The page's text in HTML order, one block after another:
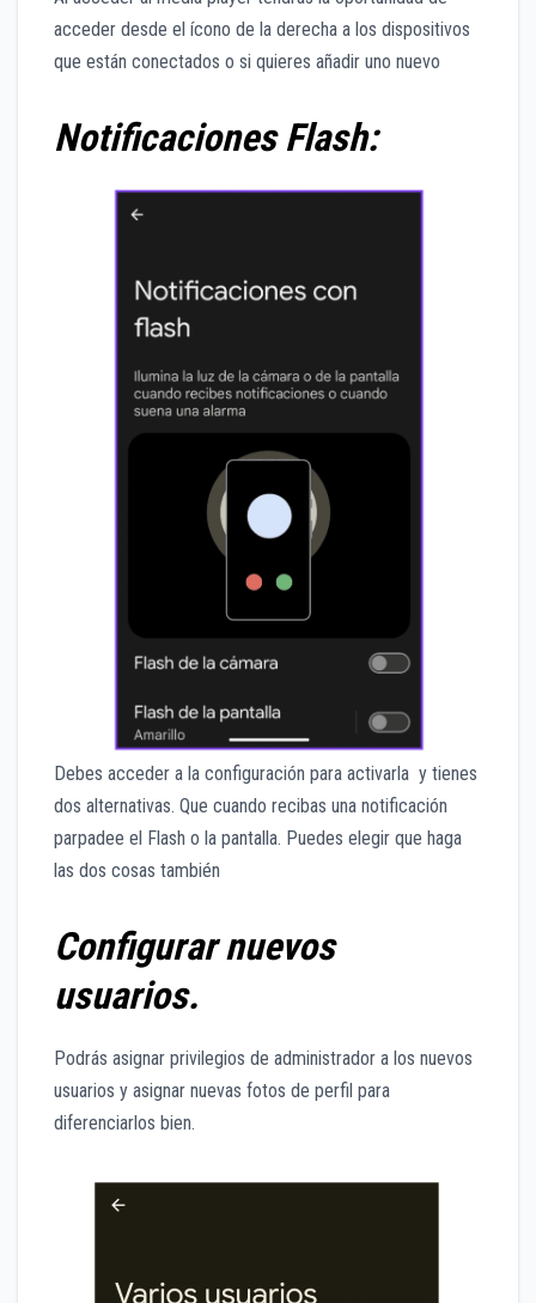
acceder desde el ícono de la derecha a los dispositivos
que están conectados o si quieres añadir uno nuevo
Notificaciones Flash:
Debes acceder a la configuración para activarla y tienes
dos alternativas. Que cuando recibas una notificación
parpadee el Flash o la pantalla. Puedes elegir que haga
las dos cosas también
Configurar nuevos
usuarios.
Podrás asignar privilegios de administrador a los nuevos
usuarios y asignar nuevas fotos de perfil para
diferenciarlos bien.